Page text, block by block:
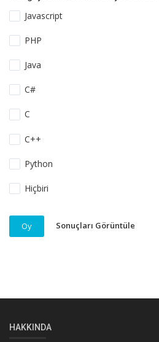
Javascript
PHP
Java
C#
C
C++
Python
Hiçbiri
Oy Sonuçları Görüntüle
HAKKINDA